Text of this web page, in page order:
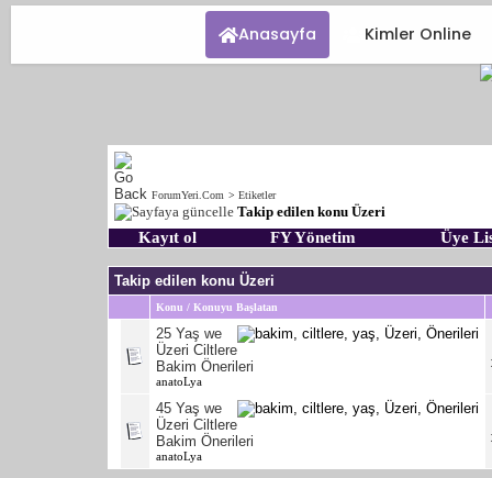
Anasayfa Kimler Online
ForumYeri.Com > Etiketler
Takip edilen konu Üzeri
Kayıt ol FY Yönetim Üye
Takip edilen konu Üzeri
Konu / Konuyu Başlatan
25 Yaş we
Üzeri Ciltlere
Bakim Önerileri
anatoLya
45 Yaş we
Üzeri Ciltlere
Bakim Önerileri
anatoLya